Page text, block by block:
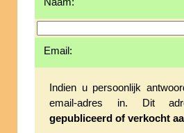
Naam:
Email:
Indien u persoonlijk
email-adres in. Dit
gepubliceerd of verkocht